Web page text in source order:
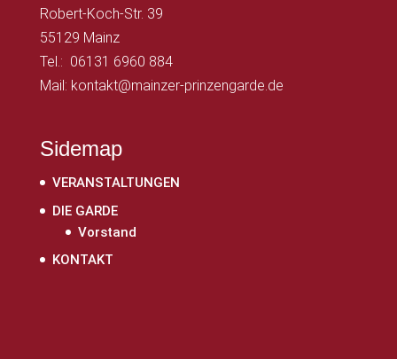
Robert-Koch-Str. 39
55129 Mainz
Tel.: 06131 6960 884
Mail: kontakt@mainzer-prinzengarde.de
Sidemap
VERANSTALTUNGEN
DIE GARDE
Vorstand
KONTAKT